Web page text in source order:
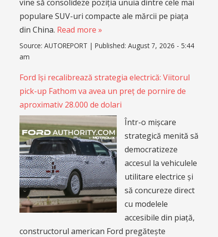
vine să consolideze poziția unuia dintre cele mai
populare SUV-uri compacte ale mărcii pe piața
din China. Read more »
Source: AUTOREPORT | Published: August 7, 2026 - 5:44
am
Ford își recalibrează strategia electrică: Viitorul
pick-up Fathom va avea un preț de pornire de
aproximativ 28.000 de dolari
Într-o mișcare
strategică menită să
democratizeze
accesul la vehiculele
utilitare electrice și
să concureze direct
cu modelele
accesibile din piață,
constructorul american Ford pregătește